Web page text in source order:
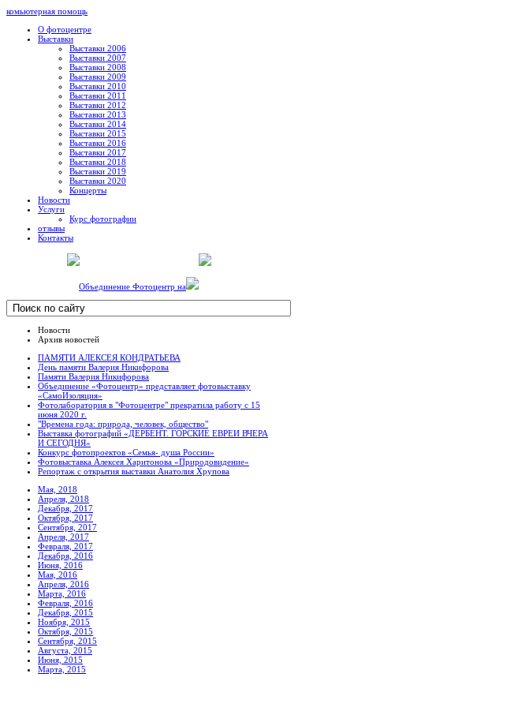
комьютерная помощь
О фотоцентре
Выставки
Выставки 2006
Выставки 2007
Выставки 2008
Выставки 2009
Выставки 2010
Выставки 2011
Выставки 2012
Выставки 2013
Выставки 2014
Выставки 2015
Выставки 2016
Выставки 2017
Выставки 2018
Выставки 2019
Выставки 2020
Концерты
Новости
Услуги
Курс фотографии
отзывы
Контакты
Объединение Фотоцентр на
Новости
Архив новостей
ПАМЯТИ АЛЕКСЕЯ КОНДРАТЬЕВА
День памяти Валерия Никифорова
Памяти Валерия Никифорова
Объединение «Фотоцентр» представляет фотовыставку
«СамоИзоляция»
Фотолаборатория в "Фотоцентре" прекратила работу с 15
июня 2020 г.
"Времена года: природа, человек, общество"
Выставка фотографий «ДЕРБЕНТ. ГОРСКИЕ ЕВРЕИ ВЧЕРА
И СЕГОДНЯ»
Конкурс фотопроектов «Семья- душа России»
Фотовыставка Алексея Харитонова «Природовидение»
Репортаж с открытия выставки Анатолия Хрупова
Мая, 2018
Апреля, 2018
Декабря, 2017
Октября, 2017
Сентября, 2017
Апреля, 2017
Февраля, 2017
Декабря, 2016
Июня, 2016
Мая, 2016
Апреля, 2016
Марта, 2016
Февраля, 2016
Декабря, 2015
Ноября, 2015
Октября, 2015
Сентября, 2015
Августа, 2015
Июня, 2015
Марта, 2015